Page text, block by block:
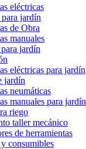
eléctricas
jardín
de Obra
manuales
jardín
eléctricas para jardín
jardín
neumáticas
manuales para jardín
riego
taller mecánico
de herramientas
consumibles